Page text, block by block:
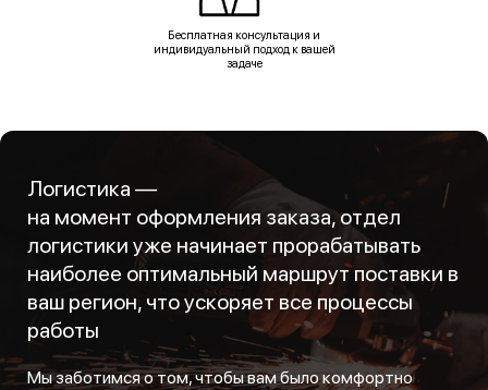
Бесплатная консультация и
индивидуальный подход к вашей
задаче
Логистика —
на момент оформления заказа, отдел
логистики уже начинает прорабатывать
наиболее оптимальный маршрут поставки в
ваш регион, что ускоряет все процессы
работы
Мы заботимся о том, чтобы вам было комфортно